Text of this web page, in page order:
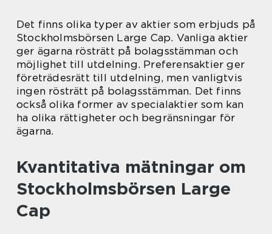
Det finns olika typer av aktier som erbjuds på
Stockholmsbörsen Large Cap. Vanliga aktier
ger ägarna rösträtt på bolagsstämman och
möjlighet till utdelning. Preferensaktier ger
företrädesrätt till utdelning, men vanligtvis
ingen rösträtt på bolagsstämman. Det finns
också olika former av specialaktier som kan
ha olika rättigheter och begränsningar för
ägarna.
Kvantitativa mätningar om
Stockholmsbörsen Large
Cap